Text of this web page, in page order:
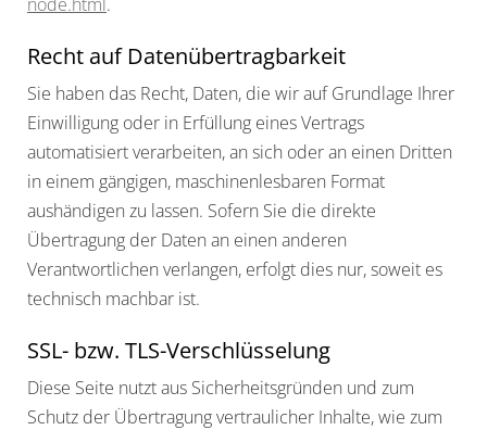
Recht auf Datenübertragbarkeit
Sie haben das Recht, Daten, die wir auf Grundlage Ihrer
Einwilligung oder in Erfüllung eines Vertrags
automatisiert verarbeiten, an sich oder an einen Dritten
in einem gängigen, maschinenlesbaren Format
aushändigen zu lassen. Sofern Sie die direkte
Übertragung der Daten an einen anderen
Verantwortlichen verlangen, erfolgt dies nur, soweit es
technisch machbar ist.
SSL- bzw. TLS-Verschlüsselung
Diese Seite nutzt aus Sicherheitsgründen und zum
Schutz der Übertragung vertraulicher Inhalte, wie zum